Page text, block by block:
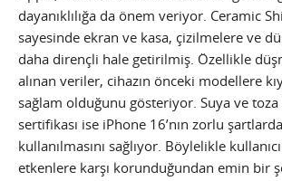
dayanıklılığa da önem veriyor. Ceramic
sayesinde ekran ve kasa, çizilmelere ve
daha dirençli hale getirilmiş. Özellikle
alınan veriler, cihazın önceki modellere
sağlam olduğunu gösteriyor. Suya ve toza
sertifikası ise iPhone 16’nın zorlu
kullanılmasını sağlıyor. Böylelikle
etkenlere karşı korunduğundan emin bir